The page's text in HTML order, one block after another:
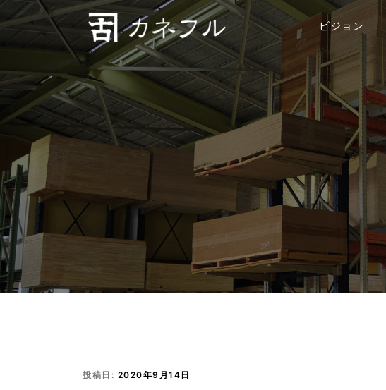
コンテンツへスキップ
ビジョン
投稿日: 2020年9月14日